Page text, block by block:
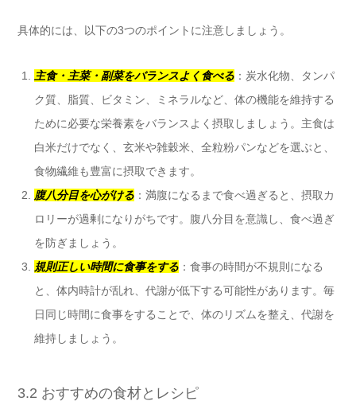
具体的には、以下の3つのポイントに注意しましょう。
主食・主菜・副菜をバランスよく食べる ：炭水化物、タンパ
ク質、脂質、ビタミン、ミネラルなど、体の機能を維持する
ために必要な栄養素をバランスよく摂取しましょう。主食は
白米だけでなく、玄米や雑穀米、全粒粉パンなどを選ぶと、
食物繊維も豊富に摂取できます。
腹八分目を心がける ：満腹になるまで食べ過ぎると、摂取カ
ロリーが過剰になりがちです。腹八分目を意識し、食べ過ぎ
を防ぎましょう。
規則正しい時間に食事をする ：食事の時間が不規則になる
と、体内時計が乱れ、代謝が低下する可能性があります。毎
日同じ時間に食事をすることで、体のリズムを整え、代謝を
維持しましょう。
3.2 おすすめの食材とレシピ